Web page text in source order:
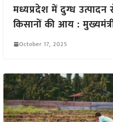
मध्यप्रदेश में दुग्ध
किसानों की आय :
October 17, 2025